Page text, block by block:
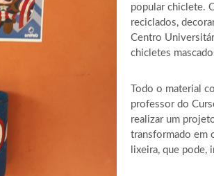
popular chiclete.
reciclados,
Centro
chicletes
Todo o material
professor do
realizar um
transformado em
lixeira, que pode,